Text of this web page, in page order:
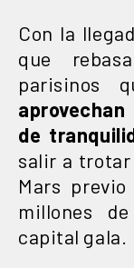
Con la
que
parisinos
de
salir a trotar
Mars
millones
capital gala.